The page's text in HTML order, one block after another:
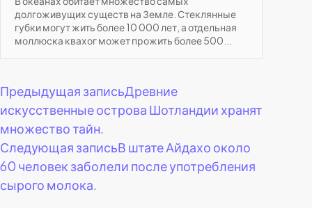
долгоживущих существ на Земле. Стеклянные
губки могут жить более 10 000 лет, а отдельная
моллюска квахог может прожить более 500...
Навигация
по
записям
Предыдущая записьДревние
искусственные острова Шотландии хранят
множество тайн.
Следующая записьВ штате Айдахо около
60 человек заболели после употребления
сырого молока.